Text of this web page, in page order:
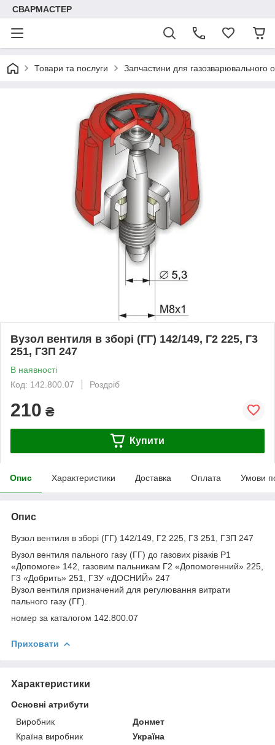
СВАРМАСТЕР
Товари та послуги Запчастини для газозварювального
Вузол вентиля в зборі (ГГ) 142/149, Г2 225, Г3
251, ГЗП 247
В наявності
Код: 142.800.07
Роздріб
210 ₴
Купити
Опис Характеристики Доставка Оплата Умови
Опис
Вузол вентиля в зборі (ГГ) 142/149, Г2 225, Г3 251, ГЗП 247
Вузол вентиля пального газу (ГГ) до газових різаків Р1
«Допомоге» 142, газовим пальникам Г2 «Допомогенний» 225,
Г3 «Добрить» 251, ГЗУ «ДОСНИЙ» 247
Вузол вентиля призначений для регулювання витрати
пального газу (ГГ).
номер за каталогом 142.800.07
Приховати
Характеристики
Основні атрибути
Виробник
Донмет
Країна виробник
Україна